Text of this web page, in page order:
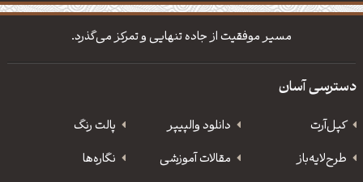
دانلود والپیپر مذهبی
تایپوگرافی شعر مولانا
مسیر موفقیت از جاده تنهایی و تمرکز می‌گذرد.
دسترسی آسان
کپل‌آرت دانلود‌ والپیپر
پالت رنگ
طرح‌لایه‌باز
مقالات آموزشی
نگاره‌ها